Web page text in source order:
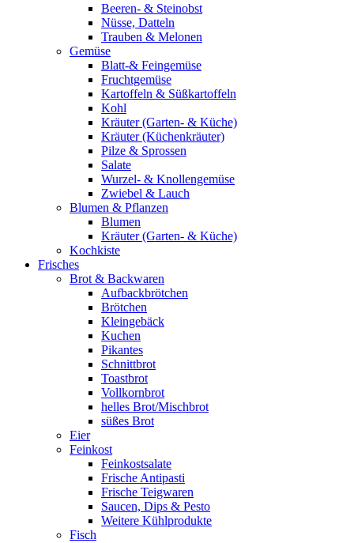
Beeren- & Steinobst
Nüsse, Datteln
Trauben & Melonen
Gemüse
Blatt-& Feingemüse
Fruchtgemüse
Kartoffeln & Süßkartoffeln
Kohl
Kräuter (Garten- & Küche)
Kräuter (Küchenkräuter)
Pilze & Sprossen
Salate
Wurzel- & Knollengemüse
Zwiebel & Lauch
Blumen & Pflanzen
Blumen
Kräuter (Garten- & Küche)
Kochkiste
Frisches
Brot & Backwaren
Aufbackbrötchen
Brötchen
Kleingebäck
Kuchen
Pikantes
Schnittbrot
Toastbrot
Vollkornbrot
helles Brot/Mischbrot
süßes Brot
Eier
Feinkost
Feinkostsalate
Frische Antipasti
Frische Teigwaren
Saucen, Dips & Pesto
Weitere Kühlprodukte
Fisch